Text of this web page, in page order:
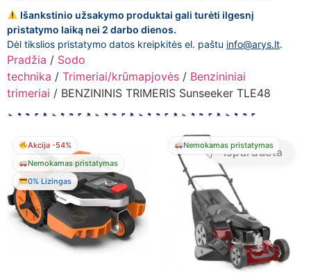
Išankstinio užsakymo produktai gali turėti ilgesnį
pristatymo laiką nei 2 darbo dienos.
Dėl tikslios pristatymo datos kreipkitės el. paštu info@arys.lt.
Pradžia / Sodo
technika / Trimeriai/krūmapjovės / Benzininiai
trimeriai / BENZININIS TRIMERIS Sunseeker TLE48
Akcija -54%
Nemokamas pristatymas
0% Lizingas
Nemokamas pristatymas
Išparduota